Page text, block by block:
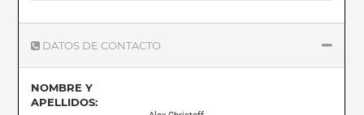
DATOS DE CONTACTO
NOMBRE Y
APELLIDOS: